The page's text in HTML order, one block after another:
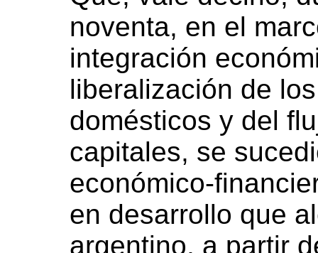
noventa, en el
integración
liberalización de
domésticos y del
capitales, se
económico-
en desarrollo que
argentino, a partir